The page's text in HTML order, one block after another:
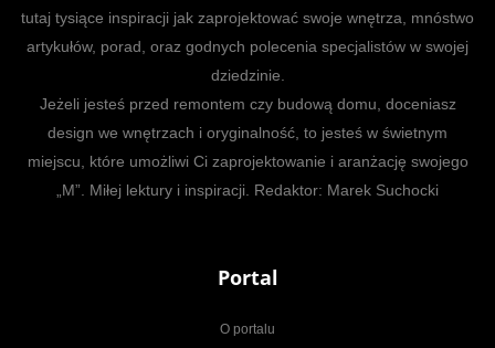
tutaj tysiące inspiracji jak zaprojektować swoje wnętrza, mnóstwo
artykułów, porad, oraz godnych polecenia specjalistów w swojej
dziedzinie.
Jeżeli jesteś przed remontem czy budową domu, doceniasz
design we wnętrzach i oryginalność, to jesteś w świetnym
miejscu, które umożliwi Ci zaprojektowanie i aranżację swojego
„M”. Miłej lektury i inspiracji. Redaktor: Marek Suchocki
Portal
O portalu